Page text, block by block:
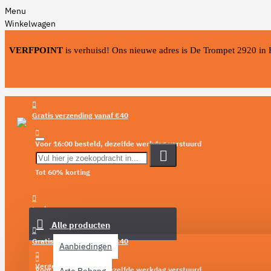
Menu
Winkelwagen
VERFPOINT is verhuisd! Ons nieuwe adres is De Trompet 2920 in
Gratis verzending vanaf €40
Voor 16:00 besteld, dezelfde werkdag verstuurd
Tot 60% korting
Login
Verlanglijst
Vergelijken
Alle producten
Aanbiedingen
Gratis verzending vanaf €40